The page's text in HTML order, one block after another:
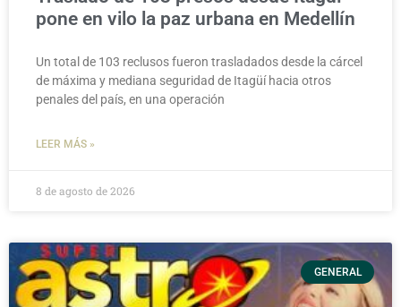
pone en vilo la paz urbana en Medellín
Un total de 103 reclusos fueron trasladados desde la cárcel
de máxima y mediana seguridad de Itagüí hacia otros
penales del país, en una operación
LEER MÁS »
8 de agosto de 2026
GENERAL